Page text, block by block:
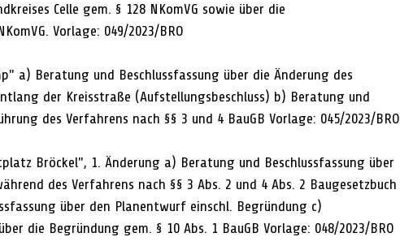
Celle gem. § 128 NKomVG sowie über die
Vorlage: 049/2023/BRO
a) Beratung und Beschlussfassung über die Änderung des
der Kreisstraße (Aufstellungsbeschluss) b) Beratung und
des Verfahrens nach §§ 3 und 4 BauGB Vorlage: 045/2023/BRO
Bröckel", 1. Änderung a) Beratung und Beschlussfassung über
des Verfahrens nach §§ 3 Abs. 2 und 4 Abs. 2 Baugesetzbuch
über den Planentwurf einschl. Begründung c)
die Begründung gem. § 10 Abs. 1 BauGB Vorlage: 048/2023/BRO